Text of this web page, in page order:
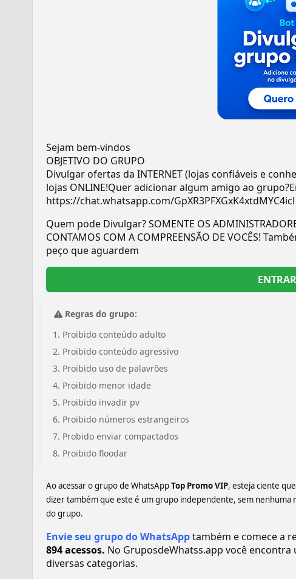
Sejam bem-vindos
OBJETIVO DO GRUPO
Divulgar ofertas da INTERNET (lojas confiáveis e
lojas ONLINE!Quer adicionar algum amigo ao
https://chat.whatsapp.com/GpXR3PFXGxK4xtdMYC4icl
Quem pode Divulgar? SOMENTE OS
CONTAMOS COM A COMPREENSÃO DE VOCÊS!
peço que aguardem
Regras do grupo:
Proibido conteúdo adulto
Proibido conteúdo agressivo
Proibido uso de palavrões
Proibido menor idade
Proibido invadir pv
Proibido números estrangeiros
Probido enviar compactados
Proibido floodar
Ao acessar o grupo de WhatsAppTop Promo VIP, esteja ciente
dizer também que este é um grupo independente, sem nenhuma
do grupo.
Envie seu grupo do WhatsApptambém e comece a
894 acessos. No GruposdeWhatss.app você encontra
diversas categorias.